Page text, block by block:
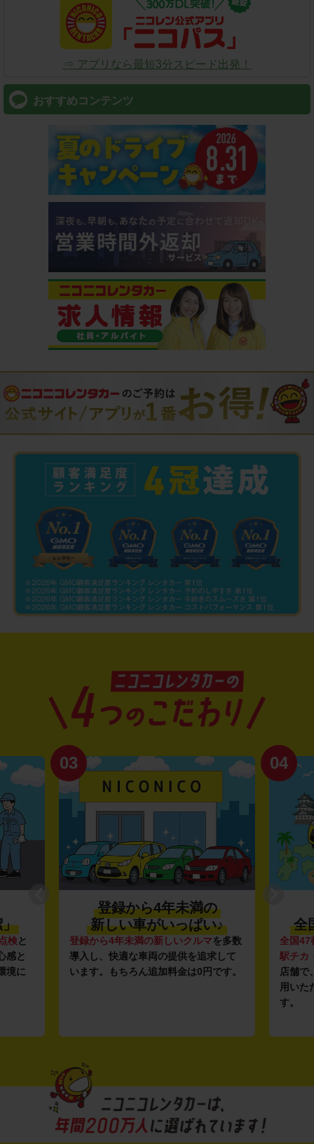
⇒ アプリなら最短3分スピード出発！
おすすめコンテンツ
」
検と
感と
境に
03
登録から4年未満の
新しい車がいっぱい♪
登録から4年未満の新しいクルマを多数
導入し、快適な車両の提供を追求して
います。もちろん追加料金は0円です。
04
全
全国47
駅チカ
店舗で
用いた
す。